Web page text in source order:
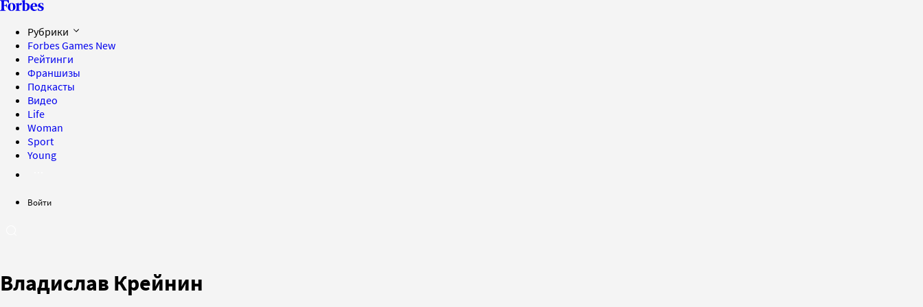
Рубрики
Forbes Games New
Рейтинги
Франшизы
Подкасты
Видео
Life
Woman
Sport
Young
Войти
Владислав Крейнин